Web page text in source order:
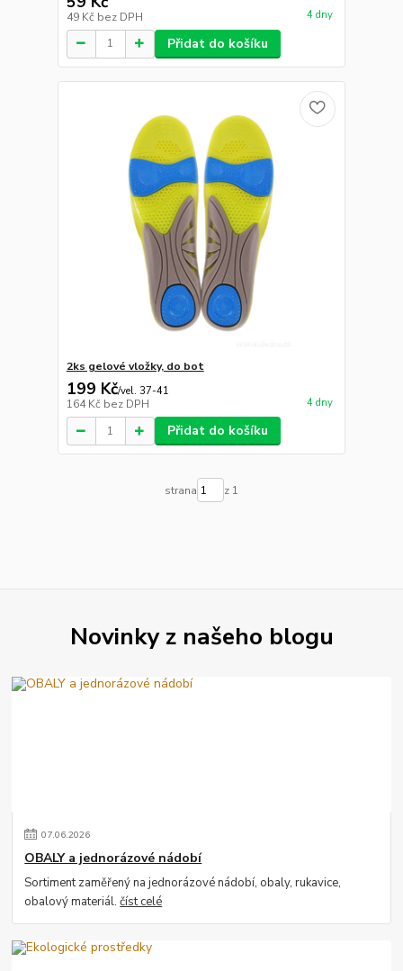
49 Kč bez DPH 4 dny
Přidat do košíku
2ks gelové vložky, do bot
199 Kč/vel. 37-41
164 Kč bez DPH 4 dny
Přidat do košíku
strana z 1
Novinky z našeho blogu
07.06.2026
OBALY a jednorázové nádobí
Sortiment zaměřený na jednorázové nádobí, obaly, rukavice,
obalový materiál.číst celé